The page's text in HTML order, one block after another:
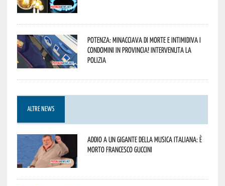
Potenza: minacciava di morte e intimidiva i
condomini in provincia! Intervenuta la
Polizia
ALTRE NEWS
Addio a un gigante della musica italiana: è
morto Francesco Guccini